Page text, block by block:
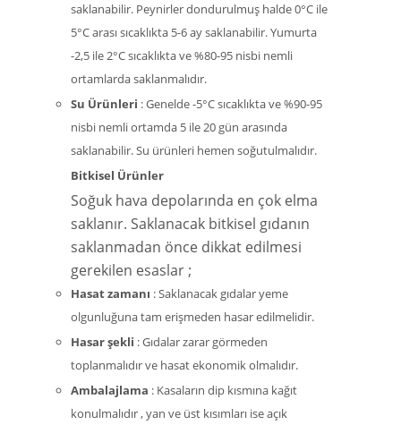
saklanabilir. Peynirler dondurulmuş halde 0°C ile
5°C arası sıcaklıkta 5-6 ay saklanabilir. Yumurta
-2,5 ile 2°C sıcaklıkta ve %80-95 nisbi nemli
ortamlarda saklanmalıdır.
Su Ürünleri : Genelde -5°C sıcaklıkta ve %90-95
nisbi nemli ortamda 5 ile 20 gün arasında
saklanabilir. Su ürünleri hemen soğutulmalıdır.
Bitkisel Ürünler
Soğuk hava depolarında en çok elma
saklanır. Saklanacak bitkisel gıdanın
saklanmadan önce dikkat edilmesi
gerekilen esaslar ;
Hasat zamanı : Saklanacak gıdalar yeme
olgunluğuna tam erişmeden hasar edilmelidir.
Hasar şekli : Gıdalar zarar görmeden
toplanmalıdır ve hasat ekonomik olmalıdır.
Ambalajlama : Kasaların dip kısmına kağıt
konulmalıdır , yan ve üst kısımları ise açık